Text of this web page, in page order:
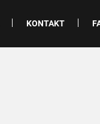
KONTAKT